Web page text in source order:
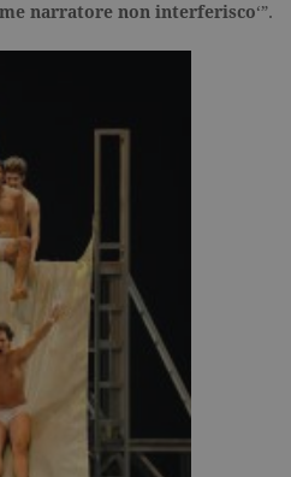
narratore non interferisco‘”.